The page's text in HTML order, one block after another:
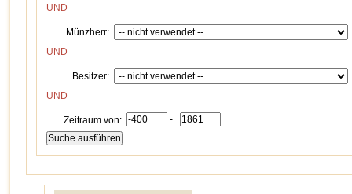
UND
Münzherr:
UND
Besitzer:
UND
Zeitraum von: -